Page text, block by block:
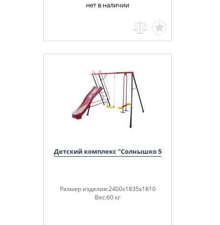
нет в наличии
Детский комплекс "Солнышко 5
Размер изделия:2400х1835х1810
Вес:60 кг